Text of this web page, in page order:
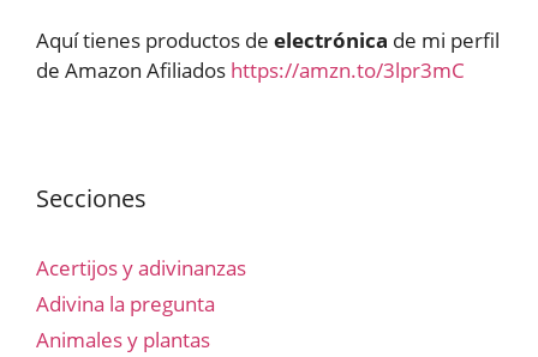
Aquí tienes productos de electrónica de mi perfil
de Amazon Afiliados https://amzn.to/3lpr3mC
Secciones
Acertijos y adivinanzas
Adivina la pregunta
Animales y plantas